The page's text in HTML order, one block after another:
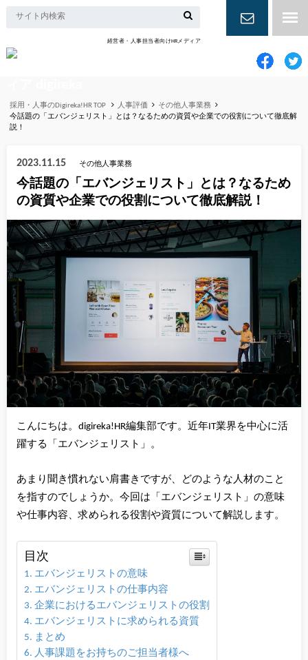
経営者・人事担当者向けHRメディア
お問い合
採用・人事のDigireka!HR TOP 人事評価
その他人事業務
今話題の「エバンジェリスト」とは？なるための資質や企業での役割について徹底解
説！
2023.11.15 その他人事業務
今話題の「エバンジェリスト」とは？なるため
の資質や企業での役割について徹底解説！
こんにちは。digireka!HR編集部です。近年IT業界を中心に活
躍する「エバンジェリスト」。
あまり聞き慣れない肩書きですが、どのような人材のこと
を指すのでしょうか。今回は「エバンジェリスト」の意味
や仕事内容、求められる役割や資質について解説します。
目次
エバンジェリストの意味
エバンジェリストの仕事内容
企業におけるエバンジェリストの役割
エバンジェリストに求められる資質
まとめ
人事課題をお持ちのご担当者様へ